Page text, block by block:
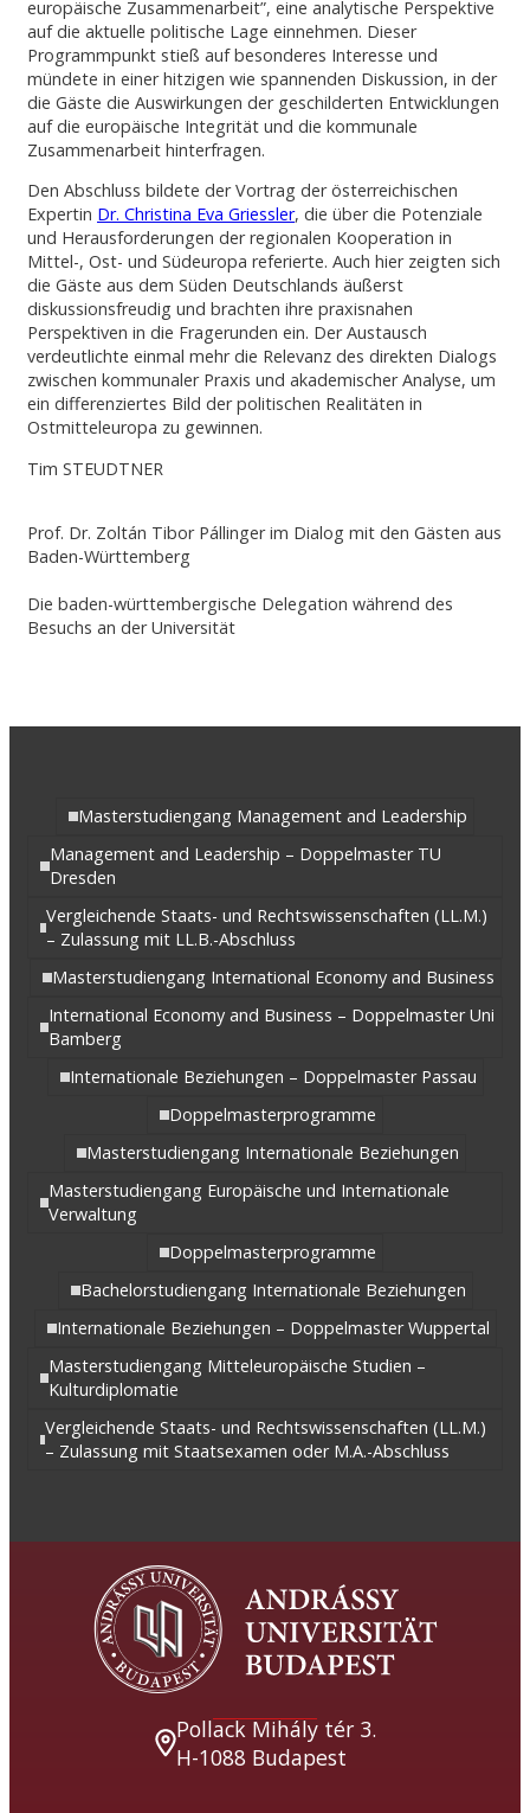
europäische Zusammenarbeit”, eine analytische Perspektive
auf die aktuelle politische Lage einnehmen. Dieser
Programmpunkt stieß auf besonderes Interesse und
mündete in einer hitzigen wie spannenden Diskussion, in der
die Gäste die Auswirkungen der geschilderten Entwicklungen
auf die europäische Integrität und die kommunale
Zusammenarbeit hinterfragen.
Den Abschluss bildete der Vortrag der österreichischen
Expertin Dr. Christina Eva Griessler, die über die Potenziale
und Herausforderungen der regionalen Kooperation in
Mittel-, Ost- und Südeuropa referierte. Auch hier zeigten sich
die Gäste aus dem Süden Deutschlands äußerst
diskussionsfreudig und brachten ihre praxisnahen
Perspektiven in die Fragerunden ein. Der Austausch
verdeutlichte einmal mehr die Relevanz des direkten Dialogs
zwischen kommunaler Praxis und akademischer Analyse, um
ein differenziertes Bild der politischen Realitäten in
Ostmitteleuropa zu gewinnen.
Tim STEUDTNER
Prof. Dr. Zoltán Tibor Pállinger im Dialog mit den Gästen aus
Baden-Württemberg
Die baden-württembergische Delegation während des
Besuchs an der Universität
Masterstudiengang Management and Leadership
Management and Leadership – Doppelmaster TU
Dresden
Vergleichende Staats- und Rechtswissenschaften (LL.M.)
– Zulassung mit LL.B.-Abschluss
Masterstudiengang International Economy and Business
International Economy and Business – Doppelmaster Uni
Bamberg
Internationale Beziehungen – Doppelmaster Passau
Doppelmasterprogramme
Masterstudiengang Internationale Beziehungen
Masterstudiengang Europäische und Internationale
Verwaltung
Doppelmasterprogramme
Bachelorstudiengang Internationale Beziehungen
Internationale Beziehungen – Doppelmaster Wuppertal
Masterstudiengang Mitteleuropäische Studien –
Kulturdiplomatie
Vergleichende Staats- und Rechtswissenschaften (LL.M.)
– Zulassung mit Staatsexamen oder M.A.-Abschluss
Pollack Mihály tér 3.
H-1088 Budapest